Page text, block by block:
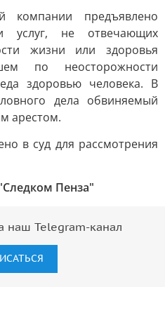
компании предъявлено
услуг, не отвечающих
жизни или здоровья
по неосторожности
здоровью человека. В
дела обвиняемый
арестом.
в суд для рассмотрения
Пенза"
наш Telegram-канал